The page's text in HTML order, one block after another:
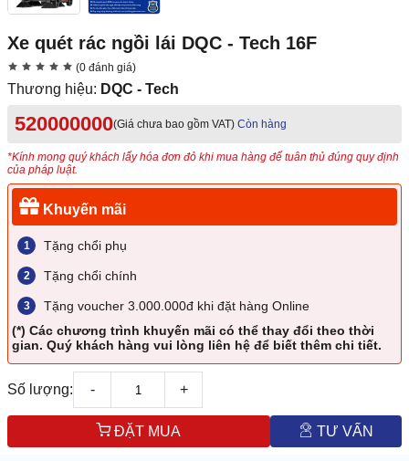
Xe quét rác ngồi lái DQC - Tech 16F
(0 đánh giá)
Thương hiệu: DQC - Tech
520000000(Giá chưa bao gồm VAT) Còn hàng
*Kính mong quý khách lấy hóa đơn đỏ khi mua hàng để tuân thủ đúng quy định
của pháp luật.
Khuyến mãi
Tặng chổi phụ
Tặng chổi chính
Tặng voucher 3.000.000đ khi đặt hàng Online
(*) Các chương trình khuyến mãi có thể thay đổi theo thời
gian. Quý khách hàng vui lòng liên hệ để biết thêm chi tiết.
Số lượng: - +
ĐẶT MUA TƯ VẤN